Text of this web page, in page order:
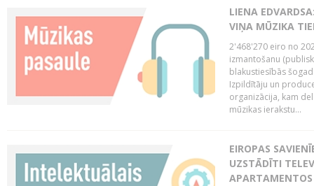
LIENA
VIŅA MŪZIKA
2'468'270 eiro no
izmantošanu
blakustiesībās
Izpildītāju un
organizācija, kam
mūzikas ierakstu...
EIROPAS
UZSTĀDĪTI